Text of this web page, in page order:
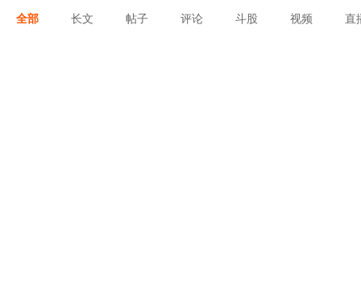
全部 长文 帖子 评论 斗股 视频 直